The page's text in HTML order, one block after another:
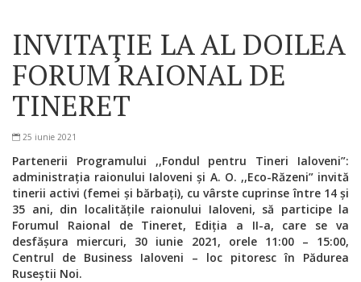
INVITAŢIE LA AL DOILEA
FORUM RAIONAL DE
TINERET
25 iunie 2021
Partenerii Programului ,,Fondul pentru Tineri Ialoveni”:
administrația raionului Ialoveni și A. O. ,,Eco-Răzeni” invită
tinerii activi (femei și bărbați), cu vârste cuprinse între 14 și
35 ani, din localitățile raionului Ialoveni, să participe la
Forumul Raional de Tineret, Ediția a II-a, care se va
desfășura miercuri, 30 iunie 2021, orele 11:00 – 15:00,
Centrul de Business Ialoveni – loc pitoresc în Pădurea
Ruseștii Noi.